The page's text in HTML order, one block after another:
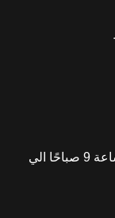
ساعات العمل : طوال ايام الاسبوع من الساعة 9 صباحًا الي